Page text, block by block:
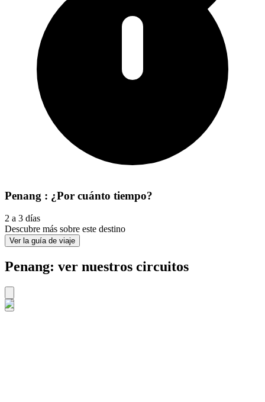
Penang : ¿Por cuánto tiempo?
2 a 3 días
Descubre más sobre este destino
Ver la guía de viaje
Penang: ver nuestros circuitos